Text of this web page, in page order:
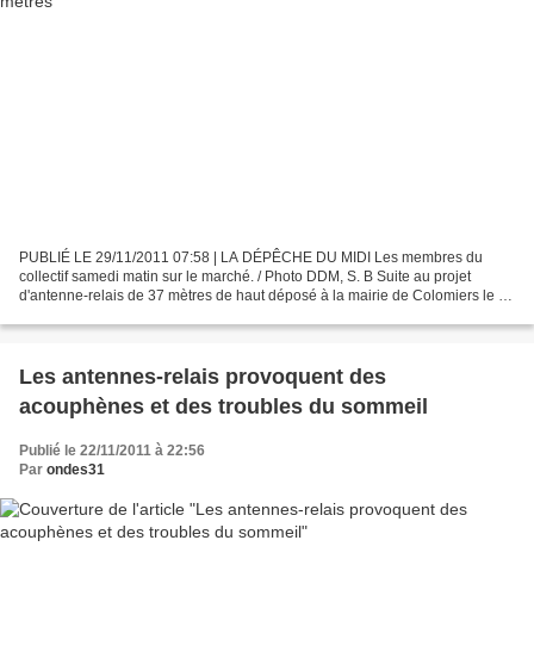
PUBLIÉ LE 29/11/2011 07:58 | LA DÉPÊCHE DU MIDI Les membres du
collectif samedi matin sur le marché. / Photo DDM, S. B Suite au projet
d'antenne-relais de 37 mètres de haut déposé à la mairie de Colomiers le 10
Les antennes-relais provoquent des
acouphènes et des troubles du sommeil
Publié le 22/11/2011 à 22:56
Par ondes31